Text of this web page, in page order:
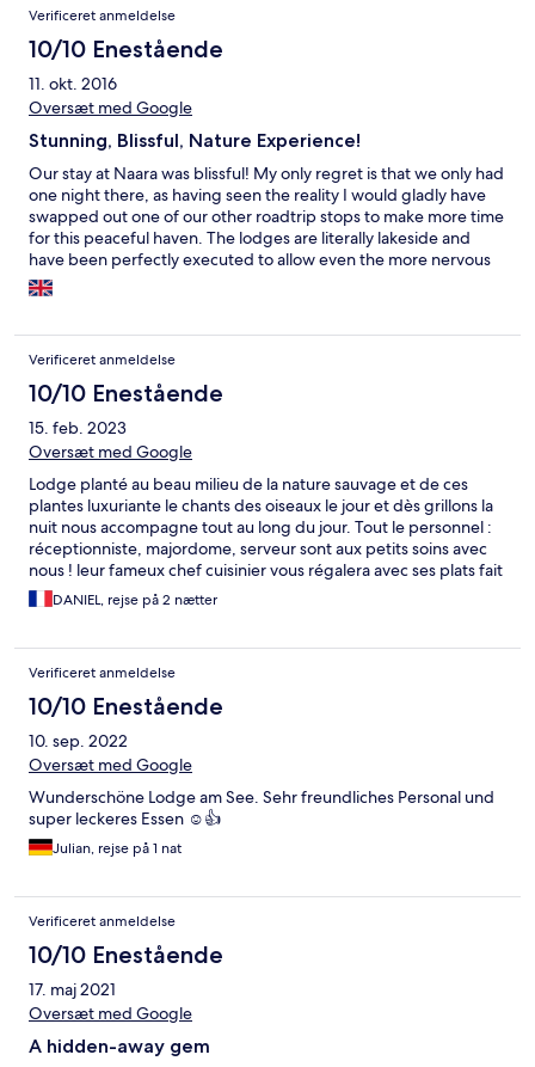
Verificeret anmeldelse
10/10 Enestående
11. okt. 2016
Oversæt med Google
Stunning, Blissful, Nature Experience!
Our stay at Naara was blissful! My only regret is that we only had
one night there, as having seen the reality I would gladly have
swapped out one of our other roadtrip stops to make more time
for this peaceful haven. The lodges are literally lakeside and
have been perfectly executed to allow even the more nervous
of nature lovers to experience the great outdoors without
worrying about bugs and creatures being inside the room. The
especially with the clear signage we were happy to find (you will
need a 4x4 in our opinion). The owner and his team were
absolutely lovely, very welcoming and gracious and the food in
the uber cool open 'inside-outside' restaurant was excellent
with service to match! We didn't have time to try out the spa but
I can imagine it would be the perfect addition to what is a little
piece of secret heaven in the Mozambican bush! For anyone
who likes the idea of nature but finds tent-life too much, I was
delighted to find that Naara's 'safari tent' accommodation
actually consists of a perfectly secure structure with concrete
floors and fine mesh in all of the african-style 'open windows',
had AC and even electric lighting. After a slightly more 'real'
had designed everything to make it accessible and perfectly
relaxing. A massive thank you to all the team!!
Verificeret anmeldelse
10/10 Enestående
15. feb. 2023
Oversæt med Google
Lodge planté au beau milieu de la nature sauvage et de ces
plantes luxuriante le chants des oiseaux le jour et dès grillons la
nuit nous accompagne tout au long du jour. Tout le personnel :
réceptionniste, majordome, serveur sont aux petits soins avec
nous ! leur fameux chef cuisinier vous régalera avec ses plats fait
à la minute dont notamment au "bife a portuguesa" viande ultra
tendre. un grand Merci sincère a toute l équipe !! Longue vie à
DANIEL, rejse på 2 nætter
Verificeret anmeldelse
10/10 Enestående
10. sep. 2022
Oversæt med Google
Wunderschöne Lodge am See. Sehr freundliches Personal und
super leckeres Essen ☺️👍
Julian, rejse på 1 nat
Verificeret anmeldelse
10/10 Enestående
17. maj 2021
Oversæt med Google
A hidden-away gem